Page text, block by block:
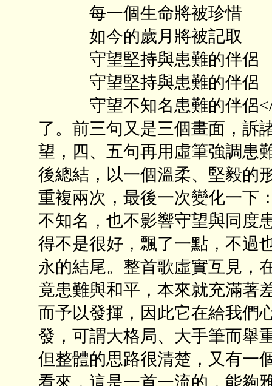
每一個生命將被珍惜
如今的歲月將被記取
守望堅持與患難的伴侶
守望堅持與患難的伴侶
守望不知名患難的伴侶</
了。前三句又是三個畫面，訴
望，四、五句再用虛筆強調患
後總結，以一個溫柔、堅毅的
重複兩次，最後一次變化一下
不知名，也不影響守望與同度
得不是很好，飄了一點，不
永的結尾。整首歌虛實互見，
竟患難與和平，本來就充滿著
而予以發揮，因此它在給我們
發，可謂大格局、大手筆而舉
但整體的思路很清楚，又有一
看來，這是一首一流的，能